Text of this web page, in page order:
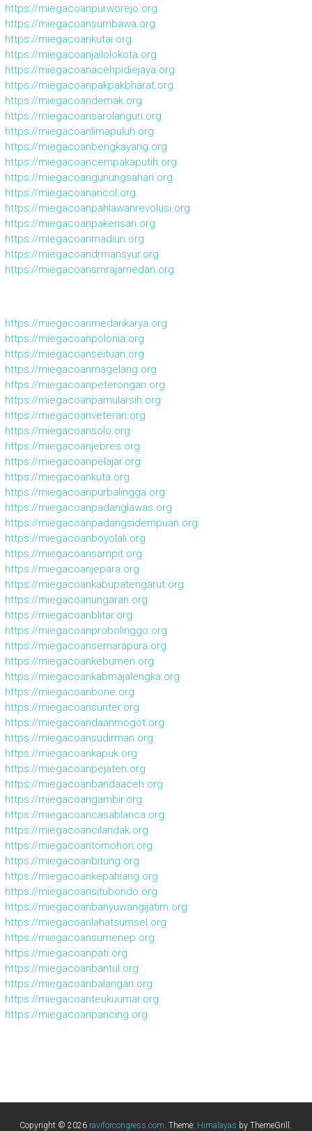
https://miegacoanpurworejo.org
https://miegacoansumbawa.org
https://miegacoankutai.org
https://miegacoanjailolokota.org
https://miegacoanacehpidiejaya.org
https://miegacoanpakpakbharat.org
https://miegacoandemak.org
https://miegacoansarolangun.org
https://miegacoanlimapuluh.org
https://miegacoanbengkayang.org
https://miegacoancempakaputih.org
https://miegacoangunungsahari.org
https://miegacoanancol.org
https://miegacoanpahlawanrevolusi.org
https://miegacoanpakerisan.org
https://miegacoanmadiun.org
https://miegacoandrmansyur.org
https://miegacoansmrajamedan.org
https://miegacoanmedankarya.org
https://miegacoanpolonia.org
https://miegacoanseituan.org
https://miegacoanmagelang.org
https://miegacoanpeterongan.org
https://miegacoanpamularsih.org
https://miegacoanveteran.org
https://miegacoansolo.org
https://miegacoanjebres.org
https://miegacoanpelajar.org
https://miegacoankuta.org
https://miegacoanpurbalingga.org
https://miegacoanpadanglawas.org
https://miegacoanpadangsidempuan.org
https://miegacoanboyolali.org
https://miegacoansampit.org
https://miegacoanjepara.org
https://miegacoankabupatengarut.org
https://miegacoanungaran.org
https://miegacoanblitar.org
https://miegacoanprobolinggo.org
https://miegacoansemarapura.org
https://miegacoankebumen.org
https://miegacoankabmajalengka.org
https://miegacoanbone.org
https://miegacoansunter.org
https://miegacoandaanmogot.org
https://miegacoansudirman.org
https://miegacoankapuk.org
https://miegacoanpejaten.org
https://miegacoanbandaaceh.org
https://miegacoangambir.org
https://miegacoancasablanca.org
https://miegacoancilandak.org
https://miegacoantomohon.org
https://miegacoanbitung.org
https://miegacoankepahiang.org
https://miegacoansitubondo.org
https://miegacoanbanyuwangijatim.org
https://miegacoanlahatsumsel.org
https://miegacoansumenep.org
https://miegacoanpati.org
https://miegacoanbantul.org
https://miegacoanbalangan.org
https://miegacoanteukuumar.org
https://miegacoanpancing.org
Copyright © 2026 raviforcongress.com . Theme: Himalayas by ThemeGrill.